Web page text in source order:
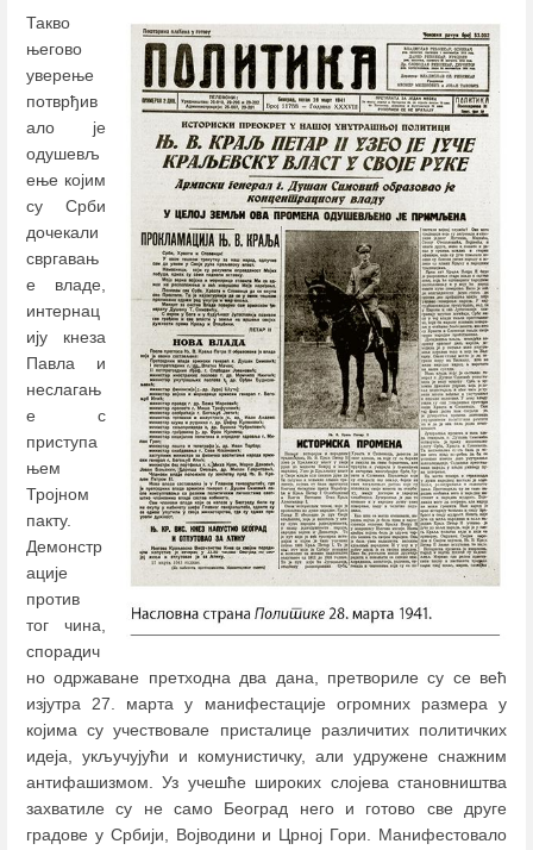
Такво
његово
уверење
потврђив
ало је
одушевљ
ење којим
су Срби
дочекали
свргавањ
е владе,
интернац
ију кнеза
Павла и
неслагањ
е с
приступа
њем
Тројном
пакту.
Демонстр
ације
против
тог чина,
спорадич
но одржаване претходна два дана, претвориле су се већ
изјутра 27. марта у манифестације огромних размера у
којима су учествовале присталице различитих политичких
идеја, укључујући и комунистичку, али удружене снажним
антифашизмом. Уз учешће широких слојева становништва
захватиле су не само Београд него и готово све друге
градове у Србији, Војводини и Црној Гори. Манифестовало